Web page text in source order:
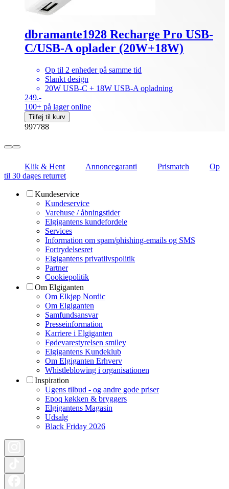
dbramante1928 Recharge Pro USB-
C/USB-A oplader (20W+18W)
Op til 2 enheder på samme tid
Slankt design
20W USB-C + 18W USB-A opladning
249.-
100+ på lager online
Tilføj til kurv
997788
Klik & Hent Annoncegaranti Prismatch
Op
til 30 dages returret
Kundeservice
Kundeservice
Varehuse / åbningstider
Elgigantens kundefordele
Services
Information om spam/phishing-emails og SMS
Fortrydelsesret
Elgigantens privatlivspolitik
Partner
Cookiepolitik
Om Elgiganten
Om Elkjøp Nordic
Om Elgiganten
Samfundsansvar
Presseinformation
Karriere i Elgiganten
Fødevarestyrelsen smiley
Elgigantens Kundeklub
Om Elgiganten Erhverv
Whistleblowing i organisationen
Inspiration
Ugens tilbud - og andre gode priser
Epoq køkken & bryggers
Elgigantens Magasin
Udsalg
Black Friday 2026